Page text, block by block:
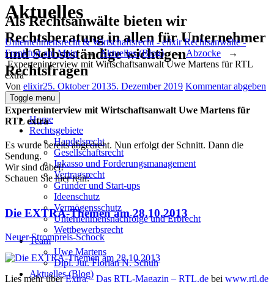
Als Rechtsanwälte bieten wir
Rechtsberatung in allen für Unternehmer
und Selbstständige wichtigen
Rechtsfragen
Toggle menu
Home
Rechtsgebiete
Handelsrecht
Gesellschaftsrecht
Inkasso und Forderungsmanagement
Vertragsrecht
Gründer und Start-ups
Ideenschutz
Vermögensschutz
Unternehmensnachfolge und Erbrecht
Wettbewerbsrecht
Team
Uwe Martens
Dipl. Jur. Florian N. Schuh
Aktuelles (Blog)
Aktuelles
Unternehmensrecht & Wirtschaftsrecht - elixir Rechtsanwälte -
Frankfurt am Main →Aktuelles (Blog)→Abzocke →
Experteninterview mit Wirtschaftsanwalt Uwe Martens für RTL
extra
Author
Von elixirPosted
on
25. Oktober 20135. Dezember 2019 Kommentar abgeben
Experteninterview mit Wirtschaftsanwalt Uwe Martens für
RTL extra
Es wurde bereits abgedreht. Nun erfolgt der Schnitt. Dann die
Sendung.
Wir sind dabei!
Schauen Sie hier rein:
Die EXTRA-Themen am 28.10.2013
Neuer Strompreis-Schock
Lies mehr überExtra – Das RTL-Magazin – RTL.de bei www.rtl.de